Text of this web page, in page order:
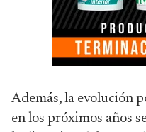
Además, la evolución
en los próximos años